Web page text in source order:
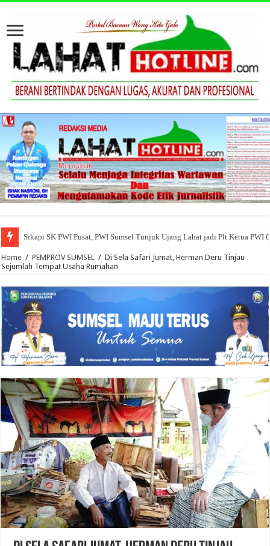
Sikapi SK PWI Pusat, PWI Sumsel Tunjuk Ujang Lahat jadi Plt Ketua PWI
Home / PEMPROV SUMSEL / Di Sela Safari Jumat, Herman Deru Tinjau
Sejumlah Tempat Usaha Rumahan